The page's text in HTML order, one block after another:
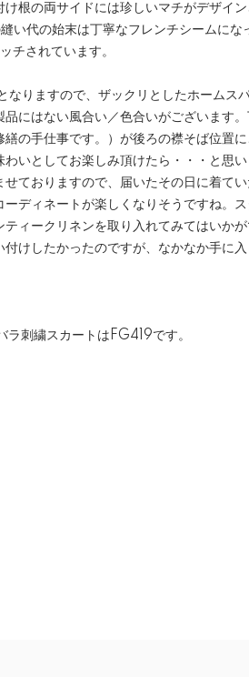
根の両サイドには珍しいマチがデザイ
い代の始末は丁寧なフレンチシームにな
チされています。
りますので、ザックリとしたホームス
にはない風合い／色合いがございます
の手仕事です。）が後ろの襟そば位置
いとしてお楽しみ頂けたら・・・と思
ておりますので、届いたその日に着て
ディネートが楽しくなりそうですね。
ィークリネンを取り入れてみてはいか
けしたかったのですが、なかなか手に
ラ刺繍スカートは FG419です。